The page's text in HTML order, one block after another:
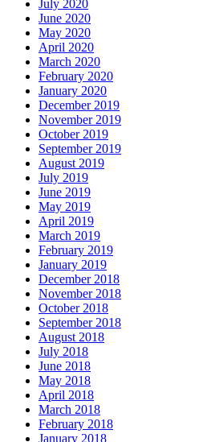
July 2020
June 2020
May 2020
April 2020
March 2020
February 2020
January 2020
December 2019
November 2019
October 2019
September 2019
August 2019
July 2019
June 2019
May 2019
April 2019
March 2019
February 2019
January 2019
December 2018
November 2018
October 2018
September 2018
August 2018
July 2018
June 2018
May 2018
April 2018
March 2018
February 2018
January 2018